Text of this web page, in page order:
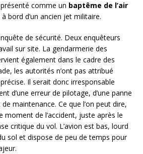
comme un baptême de l’air
bord d’un ancien jet militaire.
de sécurité. Deux enquêteurs
sur site. La gendarmerie des
également dans le cadre des
les autorités n’ont pas attribué
Il serait donc irresponsable
d’une erreur de pilotage, d’une panne
maintenance. Ce que l’on peut dire,
moment de l’accident, juste après le
critique du vol. L’avion est bas, lourd
sol et dispose de peu de temps pour